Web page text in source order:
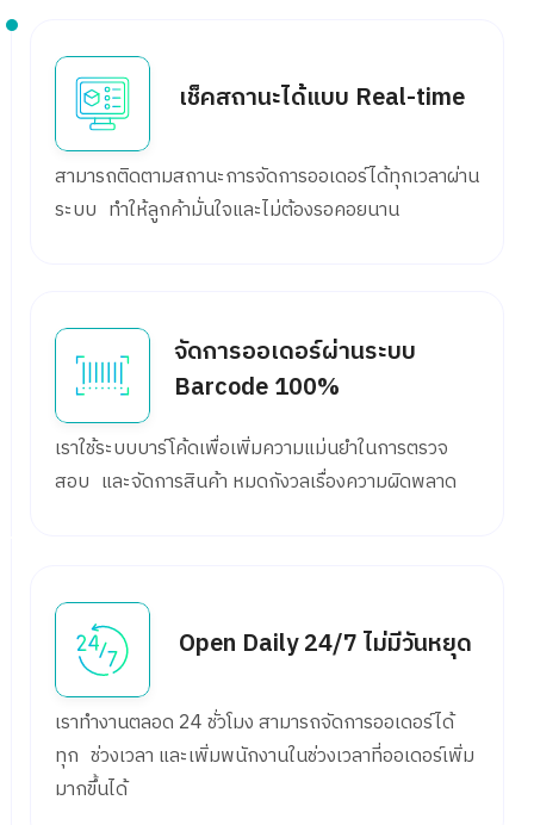
เช็คสถานะได้แบบ Real-time
สามารถติดตามสถานะการจัดการออเดอร์ได้ทุกเวลาผ่าน
ระบบ ทำให้ลูกค้ามั่นใจและไม่ต้องรอคอยนาน
จัดการออเดอร์ผ่านระบบ
Barcode 100%
เราใช้ระบบบาร์โค้ดเพื่อเพิ่มความแม่นยำในการตรวจ
สอบ และจัดการสินค้า หมดกังวลเรื่องความผิดพลาด
Open Daily 24/7 ไม่มีวันหยุด
เราทำงานตลอด 24 ชั่วโมง สามารถจัดการออเดอร์ได้
ทุก ช่วงเวลา และเพิ่มพนักงานในช่วงเวลาที่ออเดอร์เพิ่ม
มากขึ้นได้